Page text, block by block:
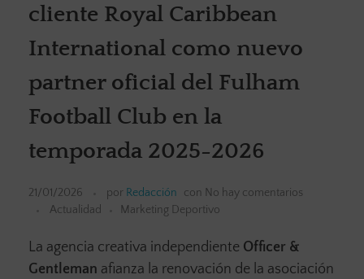
cliente Royal Caribbean
International como nuevo
partner oficial del Fulham
Football Club en la
temporada 2025-2026
21/01/2026 por Redacción con No hay comentarios
Actualidad
Marketing Deportivo
La agencia creativa independiente Officer &
Gentleman afianza la renovación de la asociación